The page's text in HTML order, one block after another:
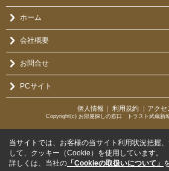
ホーム
会社概要
お問合せ
PCサイト
個人情報 ｜ 利用規約｜ アクセ
Copyright(c) お部屋探しの窓口 トラスト武蔵新
当サイトでは、お客様の当サイト利用状況把握
して、クッキー（Cookie）を使用しています。
詳しくは、当社の 「Cookieの取扱いについて」